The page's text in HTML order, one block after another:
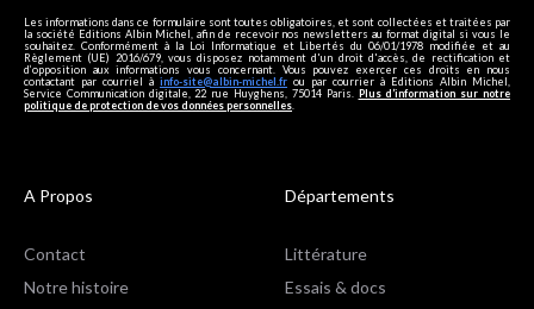
Les informations dans ce formulaire sont toutes obligatoires, et sont collectées et traitées par
la société Editions Albin Michel, afin de recevoir nos newsletters au format digital si vous le
souhaitez. Conformément à la Loi Informatique et Libertés du 06/01/1978 modifiée et au
Règlement (UE) 2016/679, vous disposez notamment d'un droit d'accès, de rectification et
d’opposition aux informations vous concernant. Vous pouvez exercer ces droits en nous
contactant par courriel à info-site@albin-michel.fr ou par courrier à Editions Albin Michel,
Service Communication digitale, 22 rue Huyghens, 75014 Paris. Plus d’information sur notre
politique de protection de vos données personnelles.
A Propos
Contact
Notre histoire
Départements
Littérature
Essais & docs